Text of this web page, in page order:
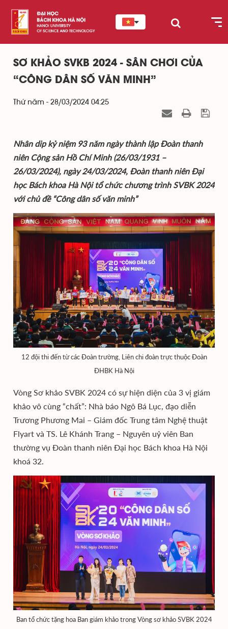
SƠ KHẢO SVKB 2024 - SÂN CHƠI CỦA
“CÔNG DÂN SỐ VĂN MINH”
Thứ năm - 28/03/2024 04:25
Nhân dip kỷ niệm 93 năm ngày thành lập Đoàn thanh
niên Cộng sản Hồ Chí Minh (26/03/1931 –
26/03/2024), ngày 24/03/2024, Đoàn thanh niên Đại
học Bách khoa Hà Nội tổ chức chương trình SVBK 2024
với chủ đề “Công dân số văn minh”
12 đội thi đến từ các Đoàn trường, Liên chi đoàn trực thuộc Đoàn
ĐHBK Hà Nội
Vòng Sơ khảo SVBK 2024 có sự hiện diện của 3 vị giám
khảo vô cùng “chất”: Nhà báo Ngô Bá Lục, đạo diễn
Trương Phương Mai – Giám đốc Trung tâm Nghệ thuật
Flyart và TS. Lê Khánh Trang – Nguyên uỷ viên Ban
thường vụ Đoàn thanh niên Đại học Bách khoa Hà Nội
khoá 32.
Ban tổ chức tặng hoa Ban giám khảo trong Vòng sơ khảo SVBK 2024